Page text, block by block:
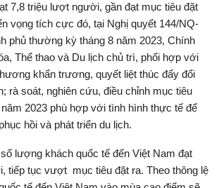
7,8 triệu lượt người, gần đạt mục tiêu đặt
vọng tích cực đó, tại Nghị quyết 144/NQ-
phủ thường kỳ tháng 8 năm 2023, Chính
Thể thao và Du lịch chủ trì, phối hợp với
khẩn trương, quyết liệt thúc đẩy đổi
rà soát, nghiên cứu, điều chỉnh mục tiêu
2023 phù hợp với tình hình thực tế để
hồi và phát triển du lịch.
lượng khách quốc tế đến Việt Nam đạt
tiếp tục vượt mục tiêu đặt ra. Theo thông lệ